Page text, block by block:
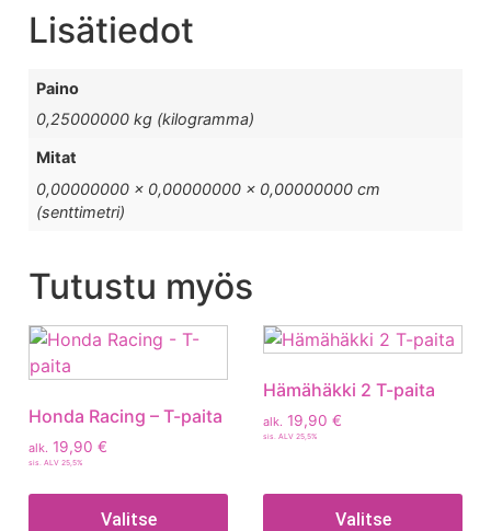
Lisätiedot
Paino
0,25000000 kg (kilogramma)
Mitat
0,00000000 × 0,00000000 × 0,00000000 cm
(senttimetri)
Tutustu myös
Honda Racing – T-paita
alk. 19,90 €
sis. ALV 25,5%
Valitse
Hämähäkki 2 T-paita
alk. 19,90 €
sis. ALV 25,5%
Valitse